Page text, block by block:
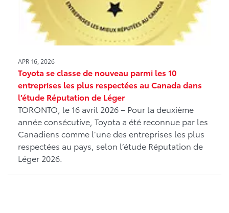
APR 16, 2026
Toyota se classe de nouveau parmi les 10
entreprises les plus respectées au Canada dans
l’étude Réputation de Léger
TORONTO, le 16 avril 2026 – Pour la deuxième
année consécutive, Toyota a été reconnue par les
Canadiens comme l’une des entreprises les plus
respectées au pays, selon l’étude Réputation de
Léger 2026.